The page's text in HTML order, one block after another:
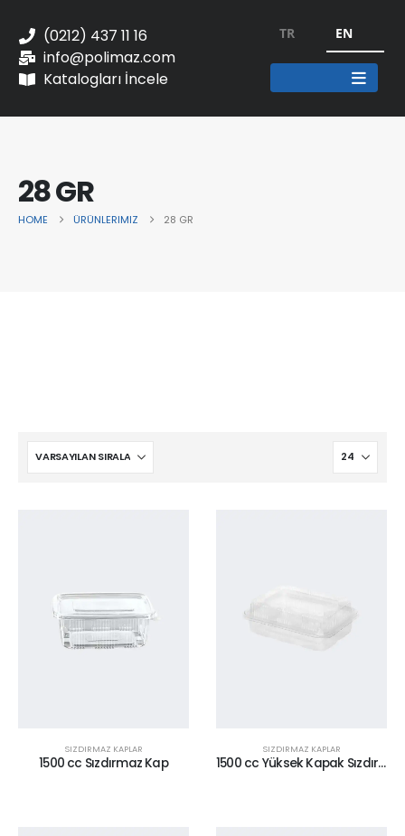
(0212) 437 11 16
info@polimaz.com
Katalogları İncele
TR EN
28 GR
HOME ÜRÜNLERIMIZ 28 GR
SIZDIRMAZ KAPLAR
1500 cc Sızdırmaz Kap
SIZDIRMAZ KAPLAR
1500 cc Yüksek Kapak Sızdırmaz Kap